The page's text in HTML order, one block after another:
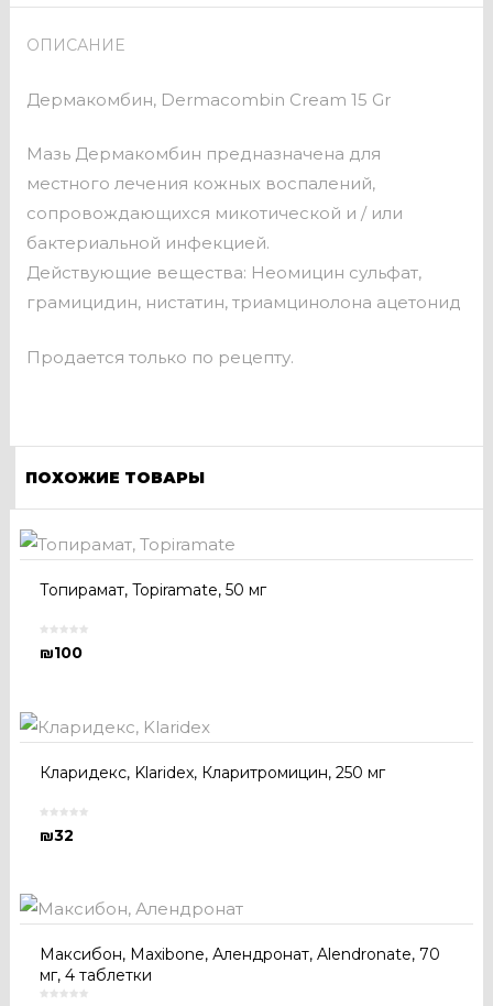
ОПИСАНИЕ
Дермакомбин, Dermacombin Cream 15 Gr
Мазь Дермакомбин предназначена для
местного лечения кожных воспалений,
сопровождающихся микотической и / или
бактериальной инфекцией.
Действующие вещества: Неомицин сульфат,
грамицидин, нистатин, триамцинолона ацетонид
Продается только по рецепту.
ПОХОЖИЕ ТОВАРЫ
Топирамат, Topiramate, 50 мг
₪100
Кларидекс, Klaridex, Кларитромицин, 250 мг
₪32
Максибон, Maxibone, Алендронат, Alendronate, 70
мг, 4 таблетки